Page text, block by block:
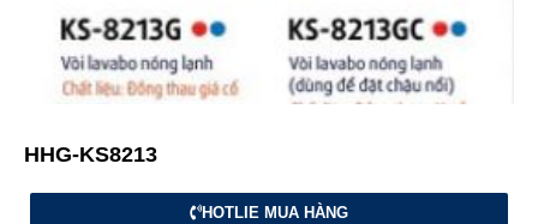
HHG-KS8213
HOTLIE MUA HÀNG